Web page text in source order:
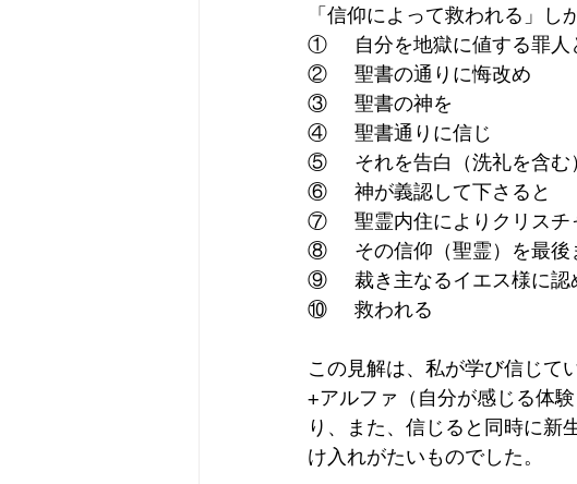
「信仰によって救われる」
①     自分を地獄に値する罪人
②     聖書の通りに悔改め
③     聖書の神を
④     聖書通りに信じ
⑤     それを告白（洗礼を含
⑥     神が義認して下さると
⑦     聖霊内住によりクリスチ
⑧     その信仰（聖霊）を最
⑨     裁き主なるイエス様に
⑩     救われる
この見解は、私が学び信じて
+アルファ（自分が感じる体
り、また、信じると同時に新
け入れがたいものでした。